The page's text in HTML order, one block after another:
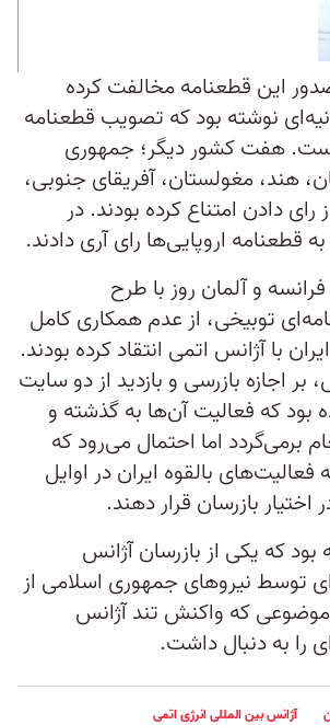
این قطعنامه مخالفت کرده
نوشته بود که تصویب قطعنامه
است. هفت کشور دیگر؛ جمهوری
هند، مغولستان، آفریقای جنوبی،
رای دادن امتناع کرده بودند. در
و آلمان روز با طرح
توبیخی، از عدم همکاری کامل
با آژانس اتمی انتقاد کرده بودند.
اجازه بازرسی و بازدید از دو سایت
بود که فعالیت آن‌ها به گذشته و
برمی‌گردد اما احتمال می‌رود که
فعالیت‌های بالقوه ایران در اوایل
بازرسان قرار دهند.
که یکی از بازرسان آژانس
توسط نیروهای جمهوری اسلامی از
که واکنش تند آژانس
را به دنبال داشت.
آژانس بین المللی انرژی اتمی